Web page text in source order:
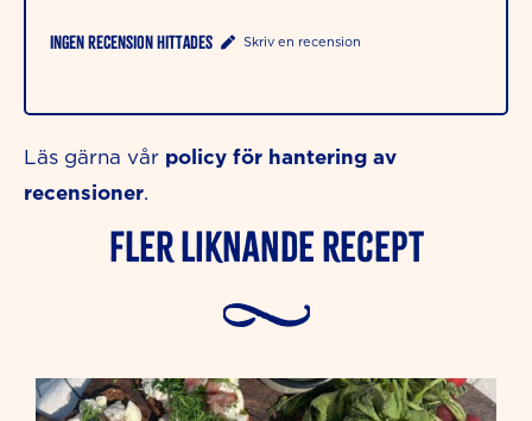
Ingen recension hittades Skriv en recension
Läs gärna vår policy för hantering av
recensioner.
Fler liknande Recept